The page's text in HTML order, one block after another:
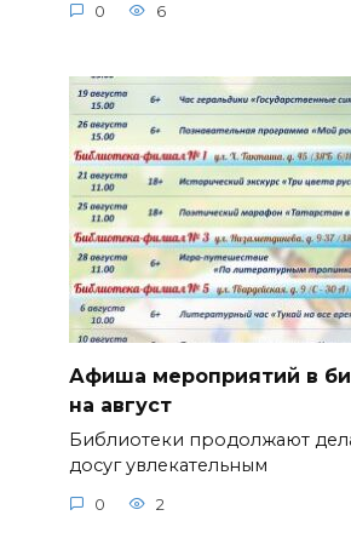
0 6
Афиша мероприятий в
на август
Библиотеки продолжают
досуг увлекательным
0 2